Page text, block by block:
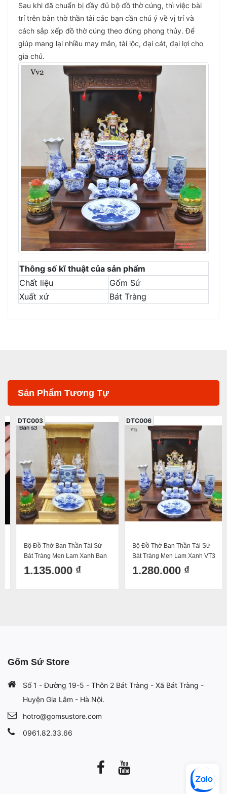
Sau khi đã chuẩn bị đầy đủ bộ đồ thờ cúng, thì việc bài
trí trên bàn thờ thần tài các bạn cần chú ý về vị trí và
cách sắp xếp đồ thờ cúng theo đúng phong thủy. Để
giúp mang lại nhiều may mắn, tài lộc, đại cát, đại lợi cho
gia chủ.
Thông số kĩ thuật của sản phẩm
Chất liệu
Gốm Sứ
Xuất xứ
Bát Tràng
Sản Phẩm Tương Tự
Bộ Đồ Thờ Ban Thần Tài Sứ
Bát Tràng Men Lam Xanh Ban
S3 (8 món)
1.135.000 ₫
DTC003
Bộ Đồ Thờ Ban Thần Tài Sứ
Bát Tràng Men Lam Xanh VT3
(9 món)
1.280.000 ₫
DTC006
Gốm Sứ Store
Số 1 - Đường 19-5 - Thôn 2 Bát Tràng - Xã Bát Tràng -
Huyện Gia Lâm - Hà Nội.
hotro@gomsustore.com
0961.82.33.66